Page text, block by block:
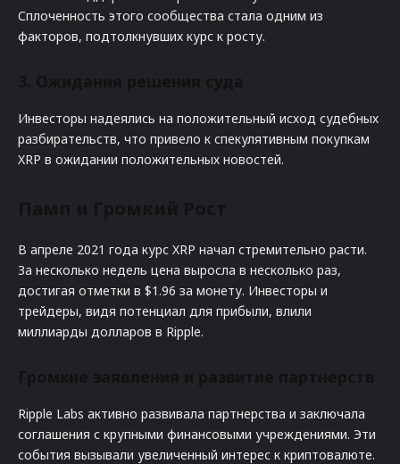
Сплоченность этого сообщества стала одним из
факторов, подтолкнувших курс к росту.
Инвесторы надеялись на положительный исход судебных
разбирательств, что привело к спекулятивным покупкам
XRP в ожидании положительных новостей.
В апреле 2021 года курс XRP начал стремительно расти.
За несколько недель цена выросла в несколько раз,
достигая отметки в $1.96 за монету. Инвесторы и
трейдеры, видя потенциал для прибыли, влили
миллиарды долларов в Ripple.
Ripple Labs активно развивала партнерства и заключала
соглашения с крупными финансовыми учреждениями. Эти
события вызывали увеличенный интерес к криптовалюте.